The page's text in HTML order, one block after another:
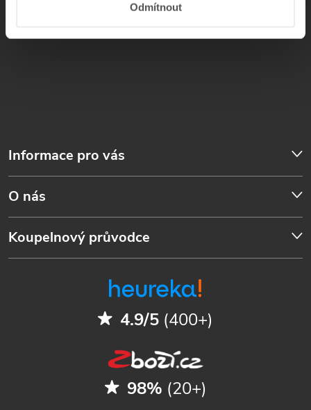
Odmítnout
Informace pro vás
O nás
Koupelnový průvodce
4.9/5 (400+)
98% (20+)